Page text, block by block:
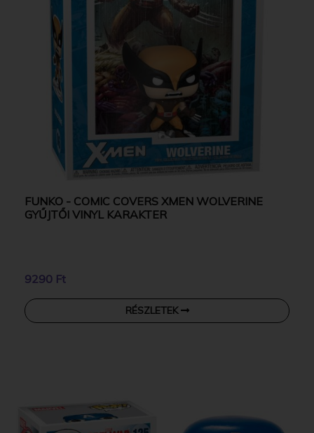
FUNKO - COMIC COVERS XMEN WOLVERINE
GYŰJTŐI VINYL KARAKTER
9290 Ft
RÉSZLETEK